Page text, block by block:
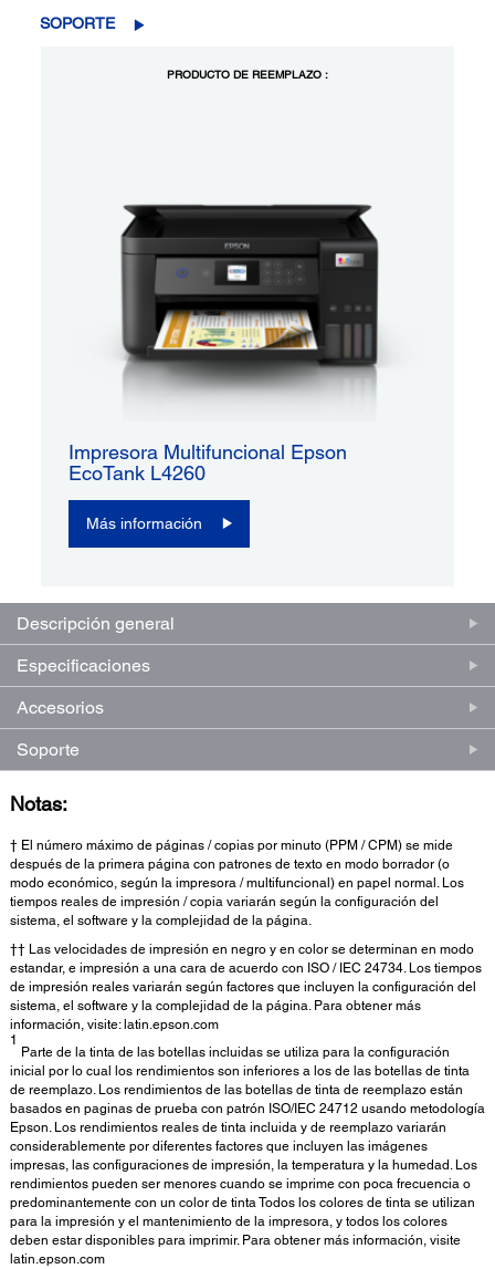
SOPORTE
PRODUCTO DE REEMPLAZO :
Impresora Multifuncional Epson
EcoTank L4260
Más información
Descripción general
Especificaciones
Accesorios
Soporte
Notas:
† El número máximo de páginas / copias por minuto (PPM / CPM) se mide
después de la primera página con patrones de texto en modo borrador (o
modo económico, según la impresora / multifuncional) en papel normal. Los
tiempos reales de impresión / copia variarán según la configuración del
sistema, el software y la complejidad de la página.
†† Las velocidades de impresión en negro y en color se determinan en modo
estandar, e impresión a una cara de acuerdo con ISO / IEC 24734. Los tiempos
de impresión reales variarán según factores que incluyen la configuración del
sistema, el software y la complejidad de la página. Para obtener más
información, visite: latin.epson.com
1
Parte de la tinta de las botellas incluidas se utiliza para la configuración
inicial por lo cual los rendimientos son inferiores a los de las botellas de tinta
de reemplazo. Los rendimientos de las botellas de tinta de reemplazo están
basados en paginas de prueba con patrón ISO/IEC 24712 usando metodología
Epson. Los rendimientos reales de tinta incluida y de reemplazo variarán
considerablemente por diferentes factores que incluyen las imágenes
impresas, las configuraciones de impresión, la temperatura y la humedad. Los
rendimientos pueden ser menores cuando se imprime con poca frecuencia o
predominantemente con un color de tinta Todos los colores de tinta se utilizan
para la impresión y el mantenimiento de la impresora, y todos los colores
deben estar disponibles para imprimir. Para obtener más información, visite
latin.epson.com